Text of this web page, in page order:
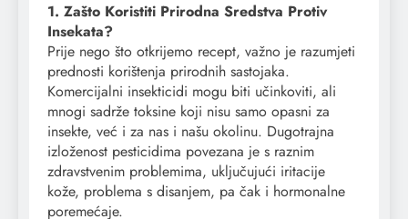
1. Zašto Koristiti Prirodna Sredstva Protiv
Insekata?
Prije nego što otkrijemo recept, važno je razumjeti
prednosti korištenja prirodnih sastojaka.
Komercijalni insekticidi mogu biti učinkoviti, ali
mnogi sadrže toksine koji nisu samo opasni za
insekte, već i za nas i našu okolinu. Dugotrajna
izloženost pesticidima povezana je s raznim
zdravstvenim problemima, uključujući iritacije
kože, problema s disanjem, pa čak i hormonalne
poremećaje.